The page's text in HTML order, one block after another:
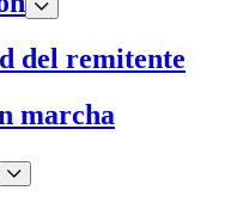
del remitente
marcha